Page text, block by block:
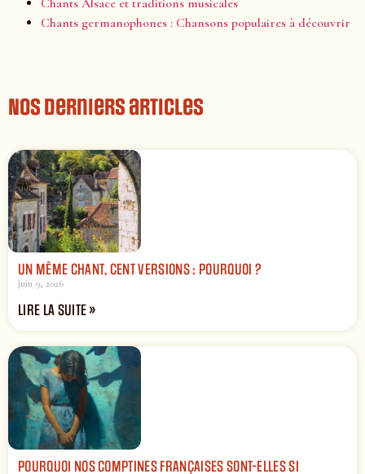
Chants germanophones : Chansons populaires à découvrir
Nos derniers articles
UN MÊME CHANT, CENT VERSIONS : POURQUOI ?
juin 9, 2026
LIRE LA SUITE »
POURQUOI NOS COMPTINES FRANÇAISES SONT-ELLES SI